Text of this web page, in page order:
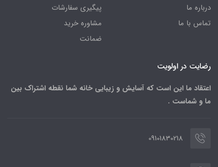
درباره ما
تماس با ما
پیگیری سفارشات
مشاوره خرید
ضمانت
رضایت در اولویت
اعتقاد ما این است که آسایش و زیبایی خانه شما نقطه اشتراک بین
ما و شماست .
09101830218